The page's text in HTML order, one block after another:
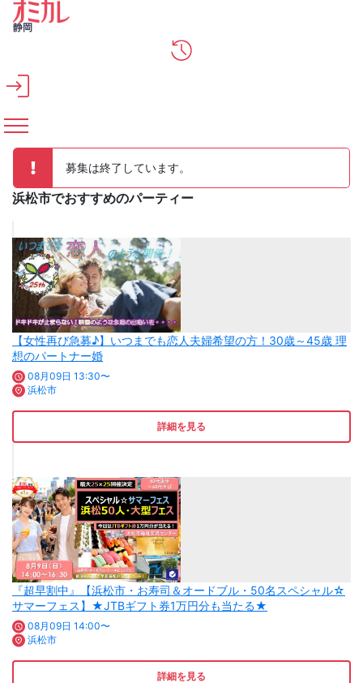
メインコンテンツへスキップ
静岡
募集は終了しています。
浜松市でおすすめのパーティー
【女性再び急募♪】いつまでも恋人夫婦希望の方！30歳～45歳 理
想のパートナー婚
08月09日 13:30〜
浜松市
詳細を見る
『超早割中』【浜松市・お寿司＆オードブル・50名スペシャル☆
サマーフェス】★JTBギフト券1万円分も当たる★
08月09日 14:00〜
浜松市
詳細を見る